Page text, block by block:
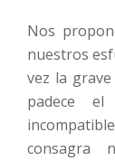
Nos
nuestros
vez la
padece
consagra